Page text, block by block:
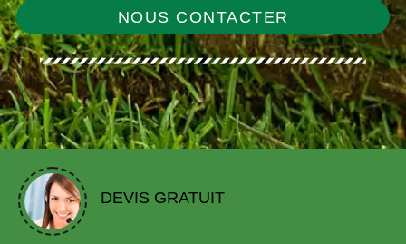
NOUS CONTACTER
DEVIS GRATUIT